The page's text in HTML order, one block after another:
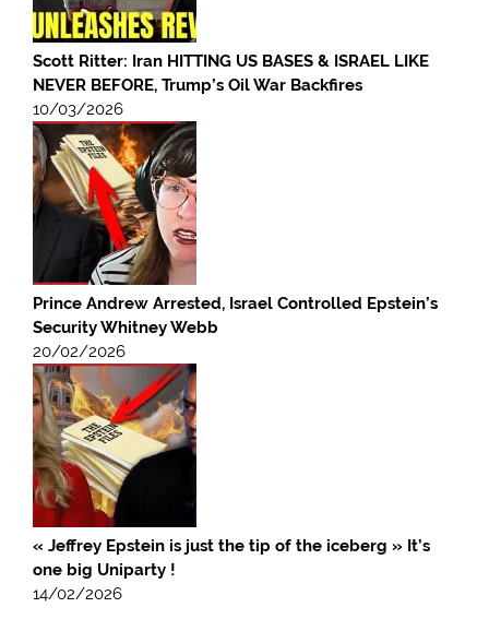
Scott Ritter: Iran HITTING US BASES & ISRAEL LIKE
NEVER BEFORE, Trump’s Oil War Backfires
10/03/2026
Prince Andrew Arrested, Israel Controlled Epstein’s
Security Whitney Webb
20/02/2026
« Jeffrey Epstein is just the tip of the iceberg » It’s
one big Uniparty !
14/02/2026